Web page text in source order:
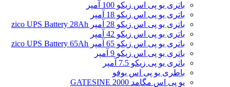
باتری یو پی اس زیکو 100 آمپر
باتری یو پی اس زیکو 18 آمپر
باتری یو پی اس زیکو 28 آمپر zico UPS Battery 28Ah
باتری یو پی اس زیکو 42 آمپر
باتری یو پی اس زیکو 65 آمپر zico UPS Battery 65Ah
باتری یو پی اس زیکو 9 آمپر
باتری یو پی زیکو 7.5 آمپر
باطری یو پی اس یوفو
یو پی اس مگامد GATESINE 2000